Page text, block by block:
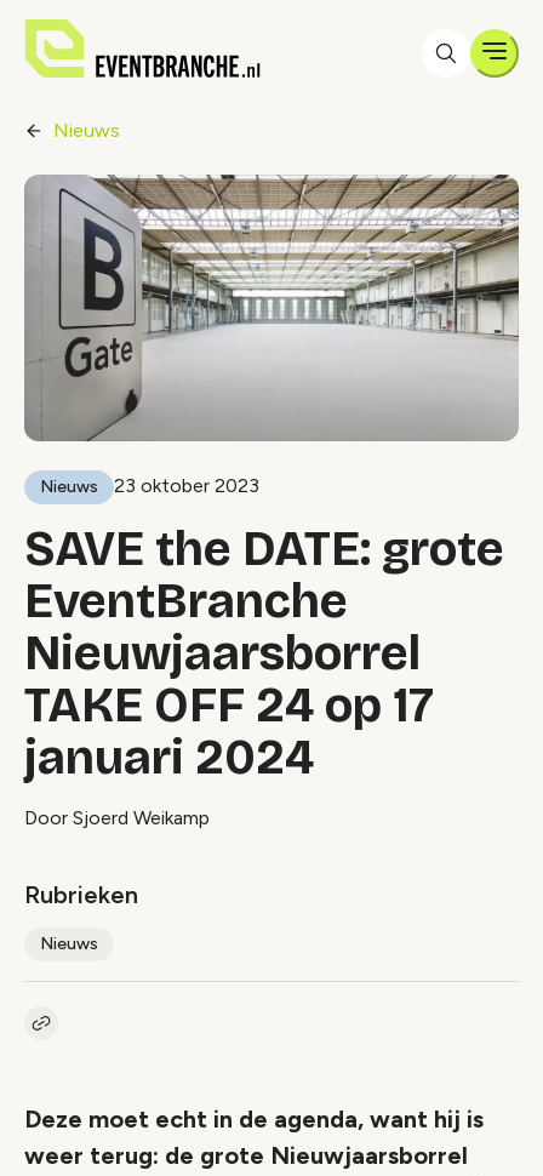
Nieuws
Nieuws 23 oktober 2023
SAVE the DATE: grote
EventBranche
Nieuwjaarsborrel
TAKE OFF 24 op 17
januari 2024
Door Sjoerd Weikamp
Rubrieken
Nieuws
Kopieer link naar artikel
Deze moet echt in de agenda, want hij is
weer terug: de grote Nieuwjaarsborrel